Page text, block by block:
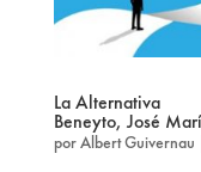
La Alternativa
Beneyto, José
porAlbert Guivernau